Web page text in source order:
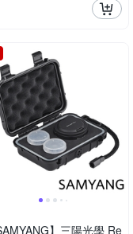
】三陽光學 Re